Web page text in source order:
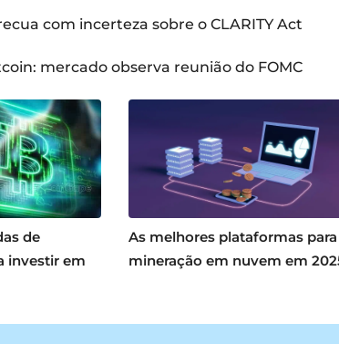
com incerteza sobre o CLARITY Act
mercado observa reunião do FOMC
de
investir em
As melhores plataformas para
mineração em nuvem em